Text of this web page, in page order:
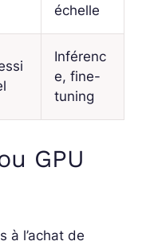
échelle
Inférenc
e, fine-
tuning
GPU
à l’achat de